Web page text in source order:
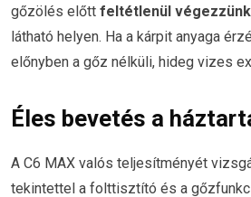
gőzölés előtt feltétlenül
látható helyen. Ha a kárpit anyaga
előnyben a gőz nélküli, hideg vizes
Éles bevetés a
A C6 MAX valós teljesítményét
tekintettel a folttisztító és a